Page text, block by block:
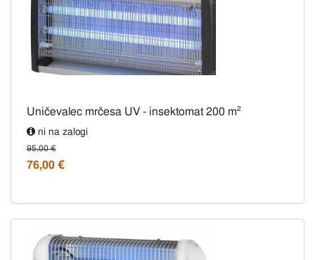
Uničevalec mrčesa UV - insektomat 200 m²
ni na zalogi
95,00 €
76,00 €